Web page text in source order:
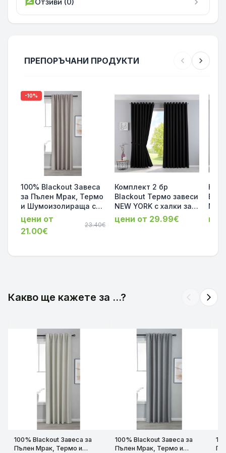
rate_review chevron_right
ПРЕПОРЪЧАНИ ПРОДУКТИ chevron_left chevron_right
-10%
100% Blackout Завеса
за Пълен Мрак, Термо
и Шумоизолираща с
коланче цвят Таупе,
175х140 и 245х140 за
Релса и Корниз
цени от
21.00€
23.40€
Комплект 2 бр
Blackout Термо завеси
NEW YORK с халки за
Тръбен Корниз,
затъмняващи,
код-201920600-2-062
цени от 29.99€
Какво ще кажете за ...? arrow_back_ios arrow_forward_ios
100% Blackout Завеса за
Пълен Мрак, Термо и
100% Blackout Завеса за
Пълен Мрак, Термо и